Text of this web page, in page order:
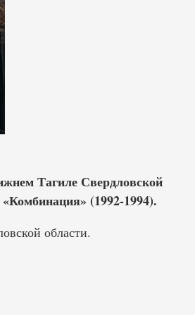
Тагиле Свердловской
(1992-1994).
области.